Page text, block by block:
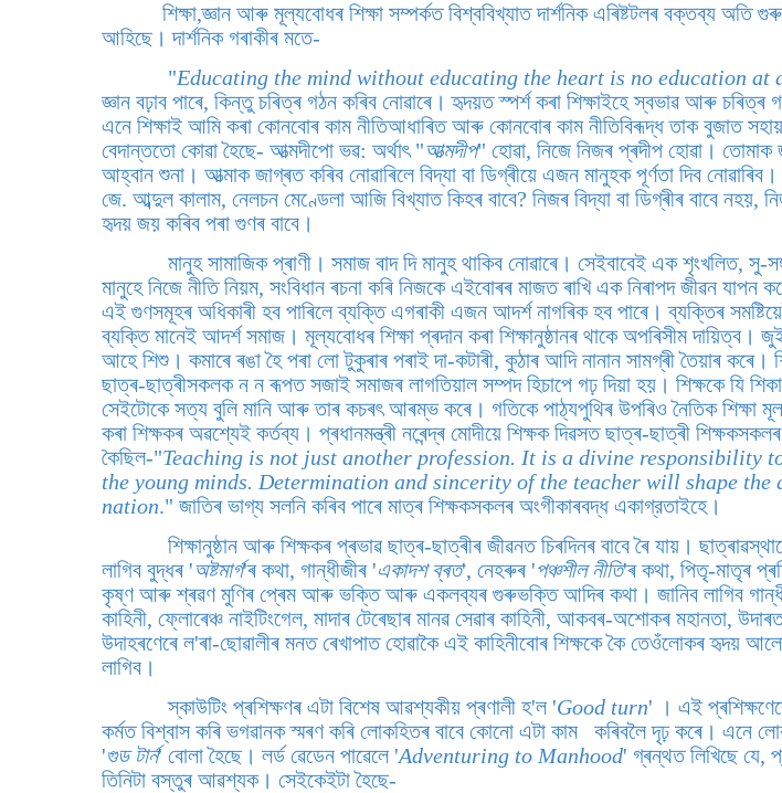
শিক্ষা,জ্ঞান আৰু মূল্যবোধৰ শিক্ষা সম্পৰ্কত বিশ্ববিখ্যাত দাৰ্শনিক এৰিষ্টটলৰ বক্তব্য অতি
আহিছে। দাৰ্শনিক গৰাকীৰ মতে-
"Educating the mind without educating the heart is no education at
জ্ঞান বঢ়াব পাৰে, কিন্তু চৰিত্ৰ গঠন কৰিব নোৱাৰে। হৃদয়ত স্পৰ্শ কৰা শিক্ষাইহে স্বভাৱ আৰু
এনে শিক্ষাই আমি কৰা কোনবোৰ কাম নীতিআধাৰিত আৰু কোনবোৰ কাম নীতিবিৰূদ্ধ তাক বুজাত
বেদান্ততো কোৱা হৈছে- আত্মদীপো ভৱ: অৰ্থাৎ "আত্মদীপ" হোৱা, নিজে নিজৰ প্ৰদীপ হোৱা। তোমাক
আহ্বান শুনা। আত্মাক জাগ্ৰত কৰিব নোৱাৰিলে বিদ্যা বা ডিগ্ৰীয়ে এজন মানুহক পূৰ্ণতা দিব নোৱাৰিব।
জে. আব্দুল কালাম, নেলচন মেণ্ডেলা আজি বিখ্যাত কিহৰ বাবে? নিজৰ বিদ্যা বা ডিগ্ৰীৰ বাবে নহয়,
হৃদয় জয় কৰিব পৰা গুণৰ বাবে।
মানুহ সামাজিক প্ৰাণী। সমাজ বাদ দি মানুহ থাকিব নোৱাৰে। সেইবাবেই এক শৃংখলিত, সু-
মানুহে নিজে নীতি নিয়ম, সংবিধান ৰচনা কৰি নিজকে এইবোৰৰ মাজত ৰাখি এক নিৰাপদ জীৱন
এই গুণসমূহৰ অধিকাৰী হব পাৰিলে ব্যক্তি এগৰাকী এজন আদৰ্শ নাগৰিক হব পাৰে। ব্যক্তিৰ
ব্যক্তি মানেই আদৰ্শ সমাজ। মূল্যবোধৰ শিক্ষা প্ৰদান কৰা শিক্ষানুষ্ঠানৰ থাকে অপৰিসীম দায়িত্ব।
আহে শিশু। কমাৰে ৰঙা হৈ পৰা লো টুকুৰাৰ পৰাই দা-কটাৰী, কুঠাৰ আদি নানান সামগ্ৰী তৈয়াৰ কৰে।
ছাত্ৰ-ছাত্ৰীসকলক ন ন ৰূপত সজাই সমাজৰ লাগতিয়াল সম্পদ হিচাপে গঢ় দিয়া হয়। শিক্ষকে যি
সেইটোকে সত্য বুলি মানি আৰু তাৰ কচৰৎ আৰম্ভ কৰে। গতিকে পাঠ্যপুথিৰ উপৰিও নৈতিক শিক্ষা
কৰা শিক্ষকৰ অৱশ্যেই কৰ্তব্য। প্ৰধানমন্ত্ৰী নৰেন্দ্ৰ মোদীয়ে শিক্ষক দিৱসত ছাত্ৰ-ছাত্ৰী
কৈছিল-"Teaching is not just another profession. It is a divine responsibility
the young minds. Determination and sincerity of the teacher will shape the
nation." জাতিৰ ভাগ্য সলনি কৰিব পাৰে মাত্ৰ শিক্ষকসকলৰ অংগীকাৰবদ্ধ একাগ্রতাইহে।
শিক্ষানুষ্ঠান আৰু শিক্ষকৰ প্ৰভাৱ ছাত্ৰ-ছাত্ৰীৰ জীৱনত চিৰদিনৰ বাবে ৰৈ যায়।
লাগিব বুদ্ধৰ 'অষ্টমাৰ্গ'ৰ কথা, গান্ধীজীৰ 'একাদশ ব্ৰত', নেহৰুৰ 'পঞ্চশীল নীতি'ৰ কথা, পিতৃ-মাতৃৰ
কৃষ্ণ আৰু শ্ৰৱণ মুণিৰ প্ৰেম আৰু ভক্তি আৰু একলব্যৰ গুৰুভক্তি আদিৰ কথা। জানিব লাগিব
কাহিনী, ফ্লোৰেঞ্চ নাইটিংগেল, মাদাৰ টেৰেছাৰ মানৱ সেৱাৰ কাহিনী, আকবৰ-অশোকৰ মহানতা,
উদাহৰণেৰে ল'ৰা-ছোৱালীৰ মনত ৰেখাপাত হোৱাকৈ এই কাহিনীবোৰ শিক্ষকে কৈ তেওঁলোকৰ হৃদয়
লাগিব।
স্কাউটিং প্ৰশিক্ষণৰ এটা বিশেষ আৱশ্যকীয় প্ৰণালী হ'ল 'Good turn' । এই
কৰ্মত বিশ্বাস কৰি ভগৱানক স্মৰণ কৰি লোকহিতৰ বাবে কোনো এটা কাম কৰিবলৈ দৃঢ় কৰে। এনে
'গুড টাৰ্ন' বোলা হৈছে। লৰ্ড ৱেডেন পাৱেলে 'Adventuring to Manhood' গ্ৰন্থত লিখিছে যে,
তিনিটা বস্তুৰ আৱশ্যক। সেইকেইটা হৈছে-